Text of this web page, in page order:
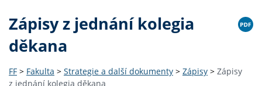
Zápisy z jednání kolegia
děkana
FF > Fakulta > Strategie a další dokumenty > Zápisy > Zápisy
z jednání kolegia děkana